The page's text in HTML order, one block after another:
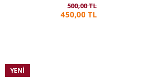
500,00 TL
450,00 TL
YENI